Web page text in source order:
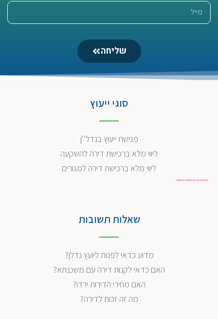
שליחה
סוגי ייעוץ
פגישת ייעוץ בנדל''ן
ליווי מלא ברכישת דירה להשקעה
ליווי מלא ברכישת דירה למגורים
תוכנות ומערכות הפעלה לעסקים
שאלות תשובות
מדוע כדאי לפנות ליועץ נדלן?
האם כדאי לקנות דירה עם משכנתא?
האם מחירי הדירות ירדו?
מה זה זכות לדירה?